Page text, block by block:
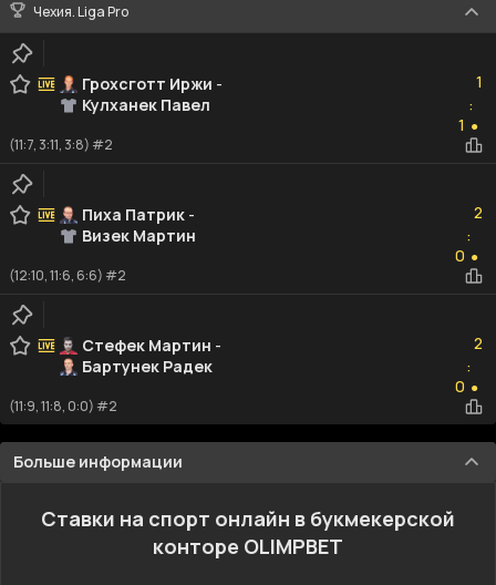
Чехия. Liga Pro
Грохсготт Иржи -
Кулханек Павел
1
:
1 ●
(11:7, 3:11, 3:8) #2
Пиха Патрик -
Визек Мартин
2
:
0 ●
(12:10, 11:6, 6:6) #2
Стефек Мартин -
Бартунек Радек
2
:
0 ●
(11:9, 11:8, 0:0) #2
Больше информации
Ставки на спорт онлайн в букмекерской
конторе OLIMPBET